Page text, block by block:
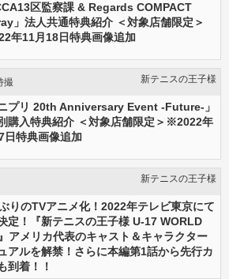
区監察課 & Regards COMPACT
」法人共通特典紹介 ＜対象店舗限定＞
年11月18日特典画像追加
撮 新テニスの王⼦様
ニプリ 20th Anniversary Event -Future-」
購入特典紹介 ＜対象店舗限定＞※2022年
日特典画像追加
新テニスの王⼦様
りのTVアニメ化！2022年テレビ東京にて
定！『新テニスの王子様 U-17 WORLD
アメリカ代表のキャスト＆キャラクター
アルを解禁！さらに本編第1話から先行カ
到着！！